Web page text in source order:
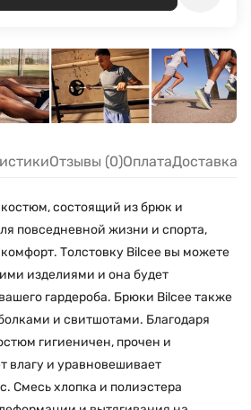
Отзывы (0)ОплатаДоставка
состоящий из брюк и
повседневной жизни и спорта,
Толстовку Bilcee вы можете
изделиями и она будет
гардероба. Брюки Bilcee также
и свитшотами. Благодаря
гигиеничен, прочен и
влагу и уравновешивает
Смесь хлопка и полиэстера